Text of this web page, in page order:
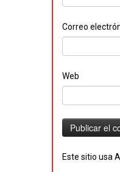
Correo
Web
Este sitio usa